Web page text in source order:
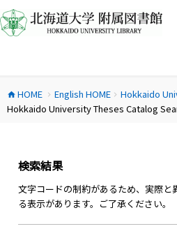
ン
テ
ス
キ
home HOME chevron_right English HOMEchevron_right Hokkaido
Hokkaido University Theses Catalog
検索結果
文字コードの制約があるため、実際と
る表示があります。ご了承ください。